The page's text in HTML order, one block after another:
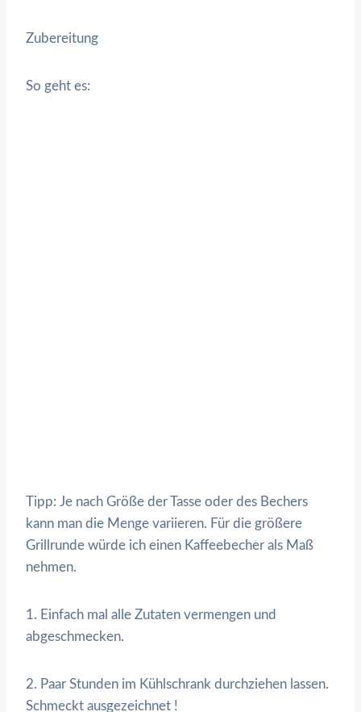
Zubereitung
So geht es:
Tipp: Je nach Größe der Tasse oder des Bechers
kann man die Menge variieren. Für die größere
Grillrunde würde ich einen Kaffeebecher als Maß
nehmen.
1. Einfach mal alle Zutaten vermengen und
abgeschmecken.
2. Paar Stunden im Kühlschrank durchziehen lassen.
Schmeckt ausgezeichnet !